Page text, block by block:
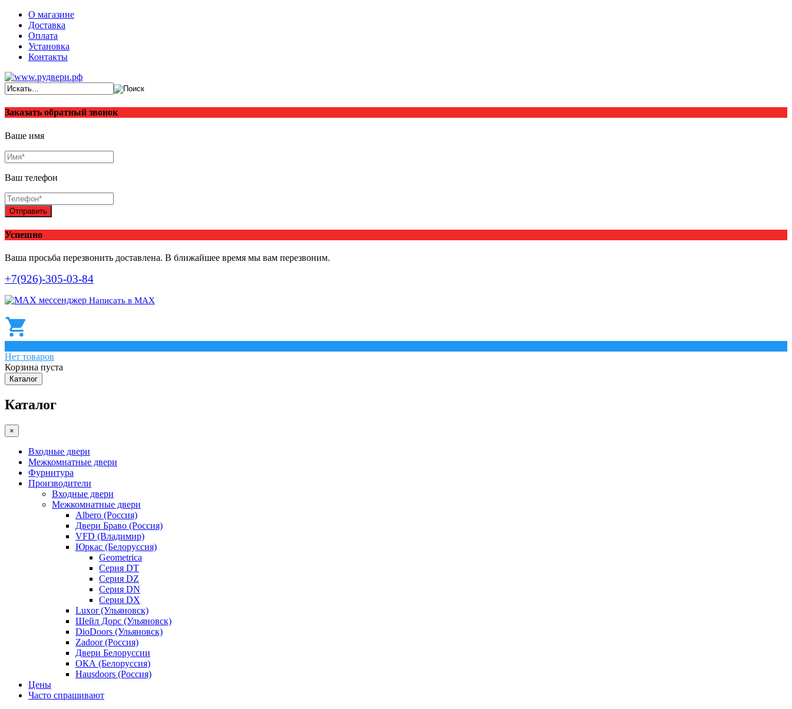
О магазине
Доставка
Оплата
Установка
Контакты
Заказать обратный звонок
Ваше имя
Ваш телефон
Отправить
Успешно
Ваша просьба перезвонить доставлена. В ближайшее время мы вам перезвоним.
+7(926)-305-03-84
Написать в МАХ
Нет товаров
Корзина пуста
Каталог
Каталог
×
Входные двери
Межкомнатные двери
Фурнитура
Производители
Входные двери
Межкомнатные двери
Albero (Россия)
Двери Браво (Россия)
VFD (Владимир)
Юркас (Белоруссия)
Geometrica
Серия DT
Серия DZ
Серия DN
Серия DX
Luxor (Ульяновск)
Шейл Дорс (Ульяновск)
DioDoors (Ульяновск)
Zadoor (Россия)
Двери Белоруссии
ОКА (Белоруссия)
Hausdoors (Россия)
Цены
Часто спрашивают